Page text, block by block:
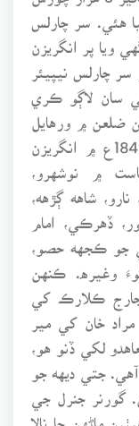
هئي. سر چارلس
ڪئي، 6 سال لنگهي ويا پر انگريزن
ڪانہ ڪئي هئي. 1847ع ۾ سر چارلس نيپيئر
سان لاڳو ڪري
ضلعن ۾ ورهايل
هئي. ڪراچي،حيدرآباد ۽ شڪارپور. 1849ع ۾ انگريزن
۾ نوشهرو،
نارو، شاهه ڳڙهه،
ڏهرڪي، امام
جو ڪجهه حصو،
وغيره. ڪنهن
ڪلارڪ کي
خان کي مير
لکي ڏنو هو،
جتي ديهه جو
گورنر جنرل جي
ماڻهن جا نالا